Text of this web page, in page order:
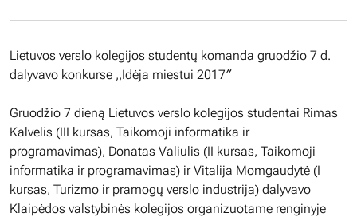
Lietuvos verslo kolegijos studentų komanda gruodžio 7 d.
dalyvavo konkurse ,,Idėja miestui 2017″
Gruodžio 7 dieną Lietuvos verslo kolegijos studentai Rimas
Kalvelis (III kursas, Taikomoji informatika ir
programavimas), Donatas Valiulis (II kursas, Taikomoji
informatika ir programavimas) ir Vitalija Momgaudytė (I
kursas, Turizmo ir pramogų verslo industrija) dalyvavo
Klaipėdos valstybinės kolegijos organizuotame renginyje